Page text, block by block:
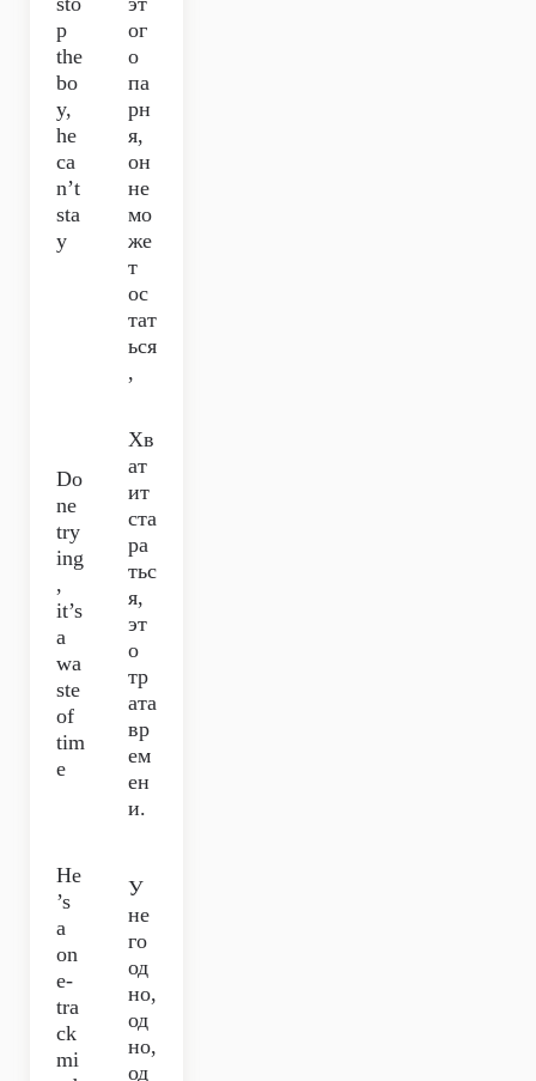
p
the
bo
y,
he
ca
n’t
sta
y
ог
о
па
рн
я,
он
не
мо
же
т
ос
тат
ься
,
Do
ne
try
ing
,
it’s
a
wa
ste
of
tim
e
Хв
ат
ит
ста
ра
тьс
я,
эт
о
тр
ата
вр
ем
ен
и.
He
’s
a
on
e-
tra
ck
mi
У
не
го
од
но,
од
но,
од